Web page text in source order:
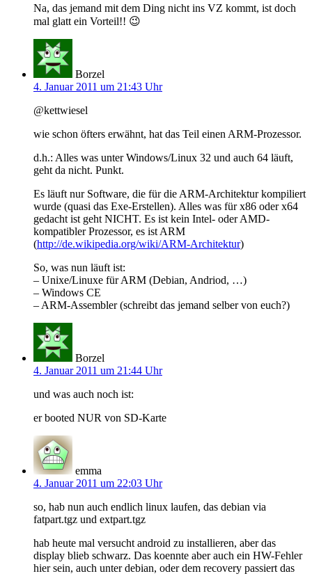
Na, das jemand mit dem Ding nicht ins VZ kommt, ist doch
mal glatt ein Vorteil!! 😉
Borzel
4. Januar 2011 um 21:43 Uhr
@kettwiesel
wie schon öfters erwähnt, hat das Teil einen ARM-Prozessor.
d.h.: Alles was unter Windows/Linux 32 und auch 64 läuft,
geht da nicht. Punkt.
Es läuft nur Software, die für die ARM-Architektur kompiliert
wurde (quasi das Exe-Erstellen). Alles was für x86 oder x64
gedacht ist geht NICHT. Es ist kein Intel- oder AMD-
kompatibler Prozessor, es ist ARM
(http://de.wikipedia.org/wiki/ARM-Architektur)
So, was nun läuft ist:
– Unixe/Linuxe für ARM (Debian, Andriod, …)
– Windows CE
– ARM-Assembler (schreibt das jemand selber von euch?)
Borzel
4. Januar 2011 um 21:44 Uhr
und was auch noch ist:
er booted NUR von SD-Karte
emma
4. Januar 2011 um 22:03 Uhr
so, hab nun auch endlich linux laufen, das debian via
fatpart.tgz und extpart.tgz
hab heute mal versucht android zu installieren, aber das
display blieb schwarz. Das koennte aber auch ein HW-Fehler
hier sein, auch unter debian, oder dem recovery passiert das